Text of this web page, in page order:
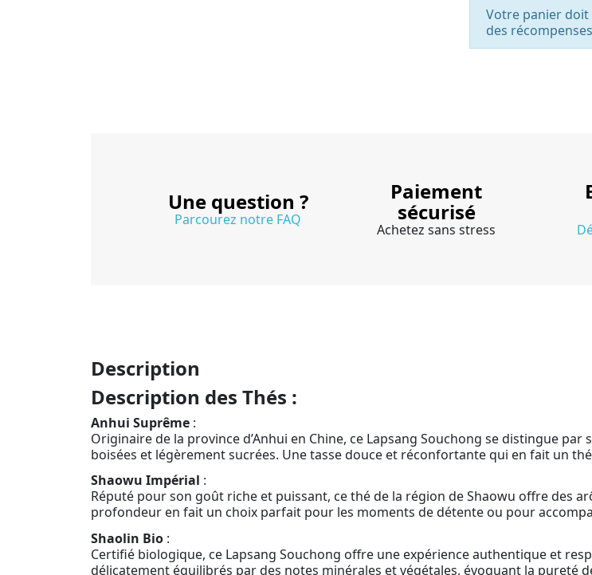
Votre panier
des
Une question ?
Parcourez notre FAQ
Paiement
sécurisé
Achetez sans stress
Description
Description des Thés :
Anhui Suprême :
Originaire de la province d’Anhui en Chine, ce Lapsang Souchong se distingue
boisées et légèrement sucrées. Une tasse douce et réconfortante qui en fait un
Shaowu Impérial :
Réputé pour son goût riche et puissant, ce thé de la région de Shaowu offre des
profondeur en fait un choix parfait pour les moments de détente ou pour
Shaolin Bio :
Certifié biologique, ce Lapsang Souchong offre une expérience authentique et
délicatement équilibrés par des notes minérales et végétales, évoquant la pureté